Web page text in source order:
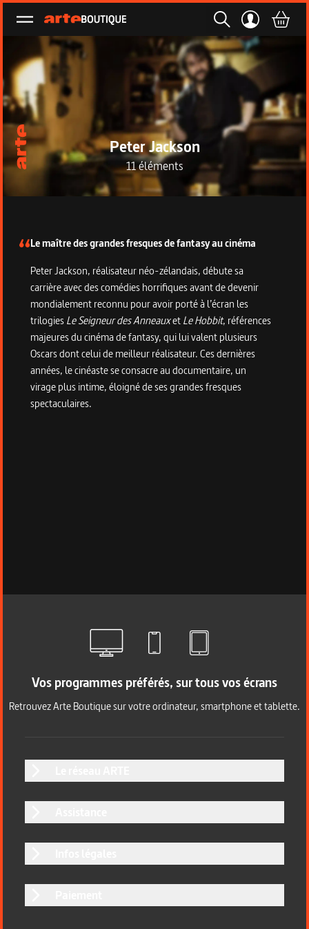
Ouvrir le menu
Peter Jackson
11 éléments
Description de la collection
Le maître des grandes fresques de fantasy au cinéma
Peter Jackson, réalisateur néo-zélandais, débute sa
carrière avec des comédies horrifiques avant de devenir
mondialement reconnu pour avoir porté à l’écran les
trilogiesLe Seigneur des AnneauxetLe Hobbit, références
majeures du cinéma de fantasy, qui lui valent plusieurs
Oscars dont celui de meilleur réalisateur. Ces dernières
années, le cinéaste se consacre au documentaire, un
virage plus intime, éloigné de ses grandes fresques
spectaculaires.
Vos programmes préférés, sur tous vos écrans
Retrouvez Arte Boutique sur votre ordinateur, smartphone et tablette.